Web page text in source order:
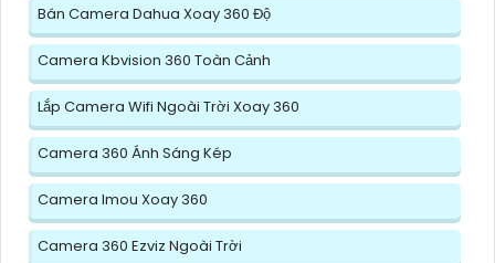
Bán Camera Dahua Xoay 360 Độ
Camera Kbvision 360 Toàn Cảnh
Lắp Camera Wifi Ngoài Trời Xoay 360
Camera 360 Ánh Sáng Kép
Camera Imou Xoay 360
Camera 360 Ezviz Ngoài Trời